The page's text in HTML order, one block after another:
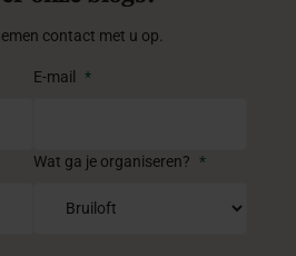
contact met u op.
E-mail *
Wat ga je organiseren? *